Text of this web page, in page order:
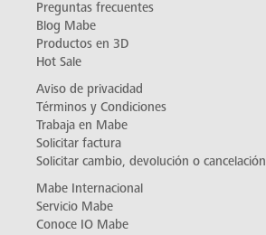
Preguntas frecuentes
Blog Mabe
Productos en 3D
Hot Sale
Aviso de privacidad
Términos y Condiciones
Trabaja en Mabe
Solicitar factura
Solicitar cambio, devolución o cancelación
Mabe Internacional
Servicio Mabe
Conoce IO Mabe